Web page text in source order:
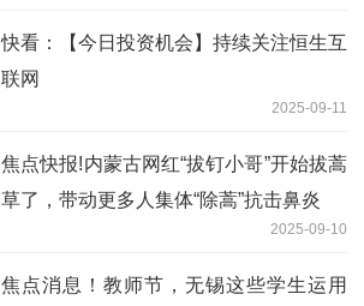
快看：【今日投资机会】持续关注恒生互
联网
2025-09-11
焦点快报!内蒙古网红“拔钉小哥”开始拔蒿
草了，带动更多人集体“除蒿”抗击鼻炎
2025-09-10
焦点消息！教师节，无锡这些学生运用